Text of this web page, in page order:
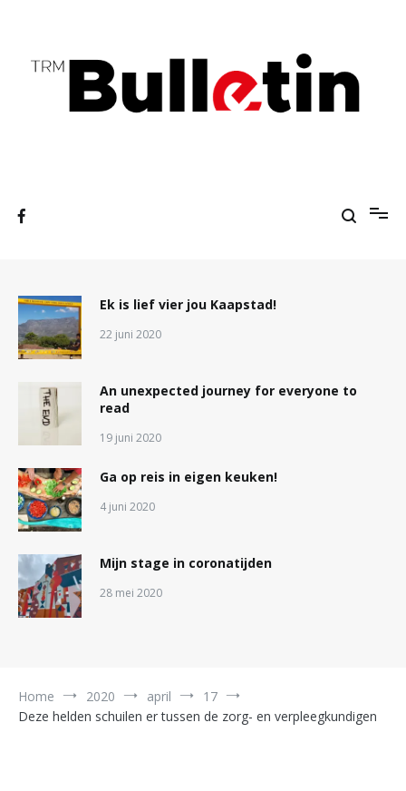
inhoud
Ek is lief vier jou Kaapstad!
22 juni 2020
An unexpected journey for everyone to
read
19 juni 2020
Ga op reis in eigen keuken!
4 juni 2020
Mijn stage in coronatijden
28 mei 2020
Home 2020 april
17
Deze helden schuilen er tussen de zorg- en verpleegkundigen